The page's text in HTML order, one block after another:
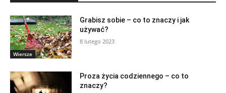
Wiersze
Grabisz sobie – co to znaczy i jak
używać?
8 lutego 2023
Proza życia codziennego – co to
znaczy?